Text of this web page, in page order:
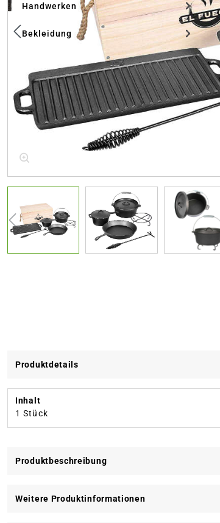
Handwerken
Bekleidung
Produktdetails
Inhalt
1 Stück
Produktbeschreibung
Weitere Produktinformationen